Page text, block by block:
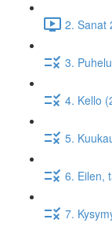
2. Sanat
3.
4. Kello
5.
6. Eilen,
7.